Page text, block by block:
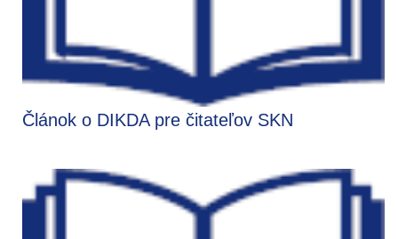
Článok o DIKDA pre čitateľov SKN